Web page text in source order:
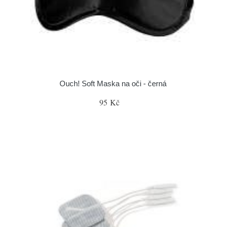
Ouch! Soft Maska na oči - černá
95 Kč